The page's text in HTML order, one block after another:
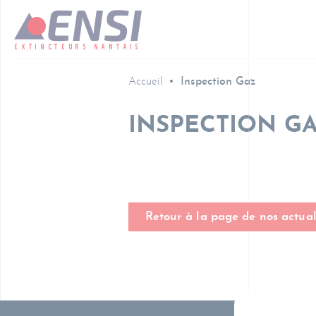
Accueil Inspection Gaz
INSPECTION
Retour à la page de nos